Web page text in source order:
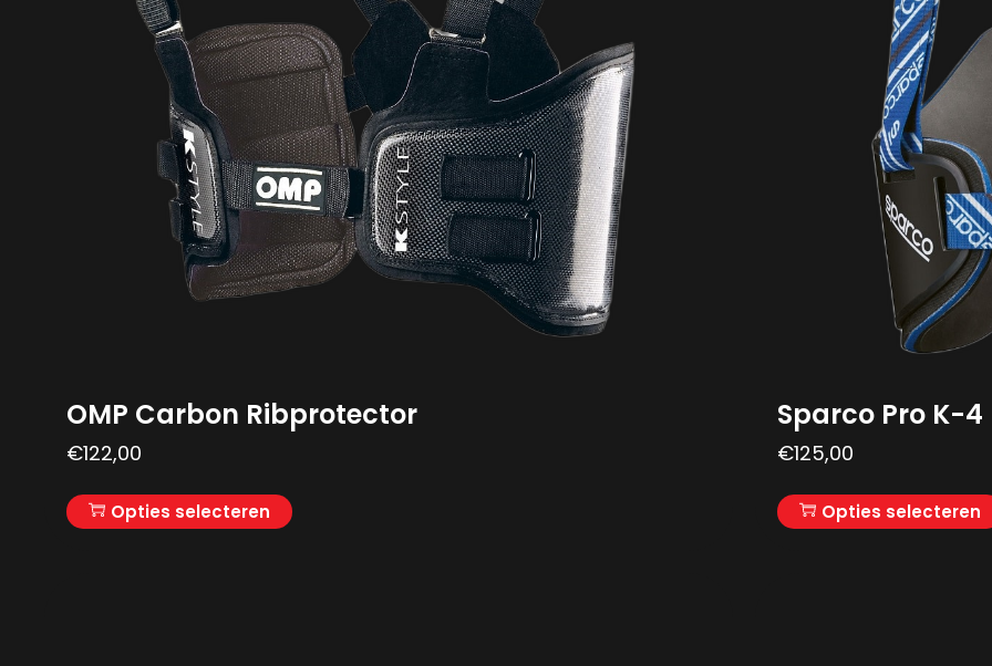
OMP Carbon Ribprotector
€122,00
Opties selecteren
Sparco Pro K-
€125,00
Opties selecteren